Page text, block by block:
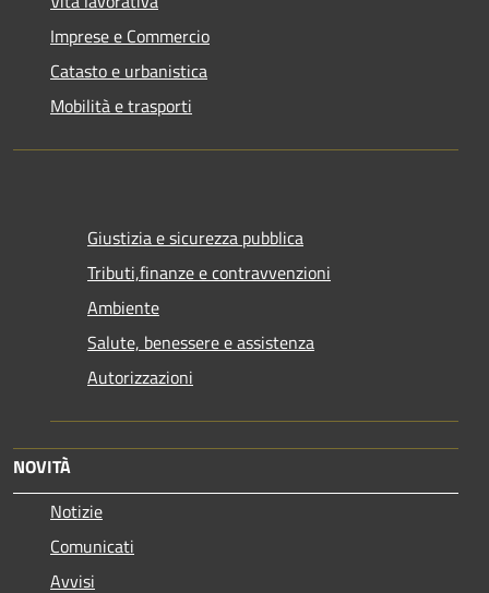
Imprese e Commercio
Catasto e urbanistica
Mobilità e trasporti
Giustizia e sicurezza pubblica
Tributi,finanze e contravvenzioni
Ambiente
Salute, benessere e assistenza
Autorizzazioni
NOVITÀ
Notizie
Comunicati
Avvisi